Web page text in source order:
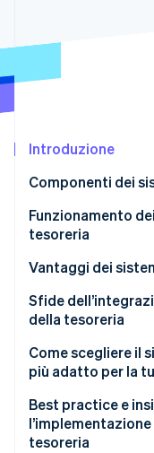
Radar
Atlas
Rimozione del
Verifica online
Scopri come
Guarda ora
Introduzione
Componenti dei
Funzionamento
tesoreria
Vantaggi dei
Sfide
della tesoreria
Come scegliere il
più adatto per la
Fattori di cui
sistema TMS
Best practice e
tesoreria